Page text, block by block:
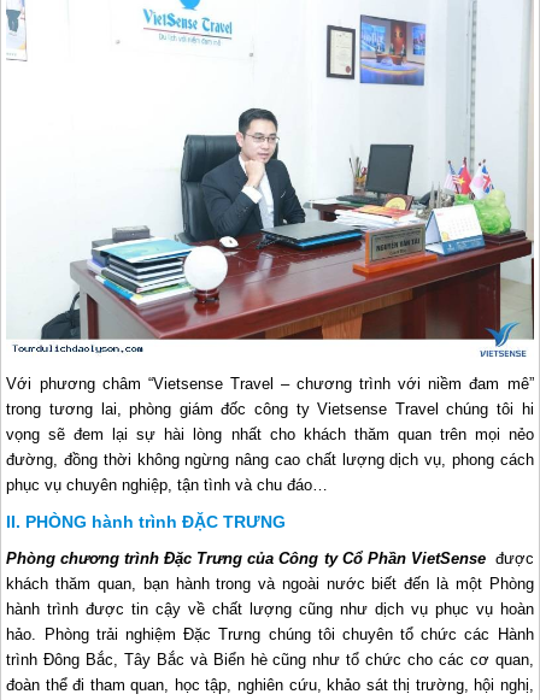
Với phương châm “Vietsense Travel – chương trình với niềm đam mê”
trong tương lai, phòng giám đốc công ty Vietsense Travel chúng tôi hi
vọng sẽ đem lại sự hài lòng nhất cho khách thăm quan trên mọi nẻo
đường, đồng thời không ngừng nâng cao chất lượng dịch vụ, phong cách
phục vụ chuyên nghiệp, tận tình và chu đáo…
PHÒNG hành trình ĐẶC TRƯNG
Phòng chương trình Đặc Trưng của Công ty Cổ Phần VietSense được
khách thăm quan, bạn hành trong và ngoài nước biết đến là một Phòng
hành trình được tin cậy về chất lượng cũng như dịch vụ phục vụ hoàn
hảo. Phòng trải nghiệm Đặc Trưng chúng tôi chuyên tổ chức các Hành
trình Đông Bắc, Tây Bắc và Biển hè cũng như tổ chức cho các cơ quan,
đoàn thể đi tham quan, học tập, nghiên cứu, khảo sát thị trường, hội nghị,